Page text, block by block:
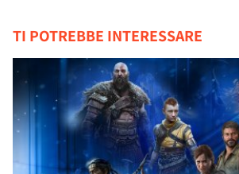
TI POTREBBE INTERESSARE